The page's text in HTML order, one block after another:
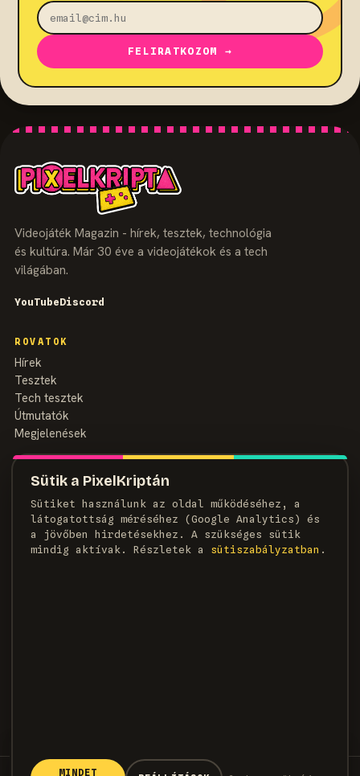
Sütik a PixelKriptán
Sütiket használunk az oldal működéséhez, a
látogatottság méréséhez (Google Analytics) és
a jövőben hirdetésekhez. A szükséges sütik
mindig aktívak. Részletek a
süti­szabályzatban .
MINDET
FELIRATKOZOM →
Bejelentették a Quake: Dawn of
the Machine-t PC-re és
Videojáték Magazin - hírek, tesztek, technológia
és kultúra. Már 30 éve a videojátékok és a tech
világában.
YouTubeDiscord
ROVATOK
Hírek
Tesztek
Tech tesztek
Útmutatók
Megjelenések
MAGAZIN
Szerzők
Médiaajánlat
Kapcsolat